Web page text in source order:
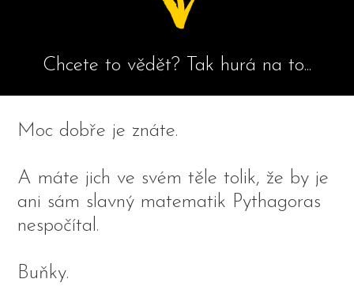
Chcete to vědět? Tak hurá na to...
Moc dobře je znáte.
A máte jich ve svém těle tolik, že by je
ani sám slavný matematik Pythagoras
nespočítal.
Buňky.